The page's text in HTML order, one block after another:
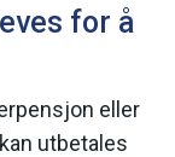
for å
eller
utbetales